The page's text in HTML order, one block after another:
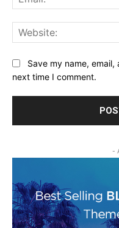
Save my name,
next time I comment.
-